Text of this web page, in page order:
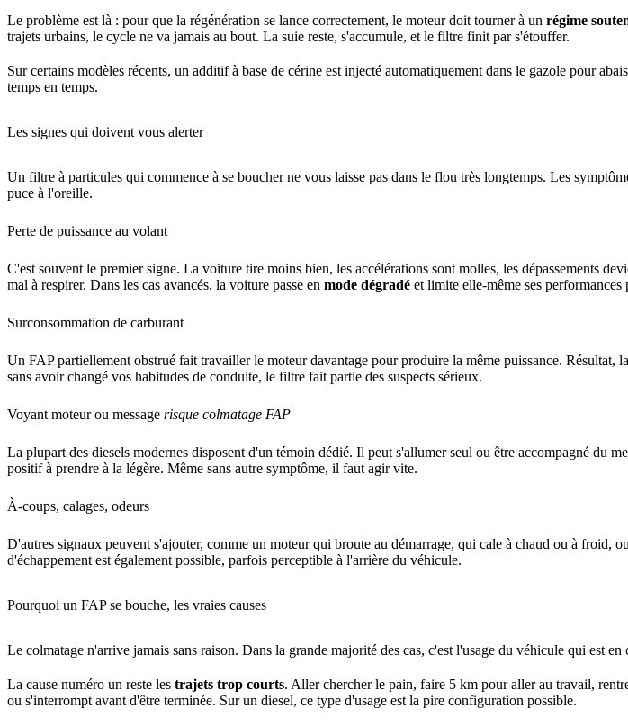
Le problème est là : pour que la régénération se lance correctement, le moteur doit tourner à un régime
trajets urbains, le cycle ne va jamais au bout. La suie reste, s'accumule, et le filtre finit par s'étouffer.
Sur certains modèles récents, un additif à base de cérine est injecté automatiquement dans le gazole pour
temps en temps.
Les signes qui doivent vous alerter
Un filtre à particules qui commence à se boucher ne vous laisse pas dans le flou très longtemps. Les
puce à l'oreille.
Perte de puissance au volant
C'est souvent le premier signe. La voiture tire moins bien, les accélérations sont molles, les dépassements
mal à respirer. Dans les cas avancés, la voiture passe en mode dégradé et limite elle-même ses performances
Surconsommation de carburant
Un FAP partiellement obstrué fait travailler le moteur davantage pour produire la même puissance.
sans avoir changé vos habitudes de conduite, le filtre fait partie des suspects sérieux.
Voyant moteur ou message risque colmatage FAP
La plupart des diesels modernes disposent d'un témoin dédié. Il peut s'allumer seul ou être accompagné du
positif à prendre à la légère. Même sans autre symptôme, il faut agir vite.
À-coups, calages, odeurs
D'autres signaux peuvent s'ajouter, comme un moteur qui broute au démarrage, qui cale à chaud ou à froid,
d'échappement est également possible, parfois perceptible à l'arrière du véhicule.
Pourquoi un FAP se bouche, les vraies causes
Le colmatage n'arrive jamais sans raison. Dans la grande majorité des cas, c'est l'usage du véhicule qui est en
La cause numéro un reste les trajets trop courts. Aller chercher le pain, faire 5 km pour aller au travail,
ou s'interrompt avant d'être terminée. Sur un diesel, ce type d'usage est la pire configuration possible.